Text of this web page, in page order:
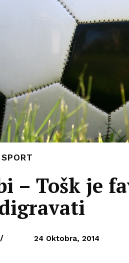
SPORT
– Tošk je
/ 24 Oktobra, 2014